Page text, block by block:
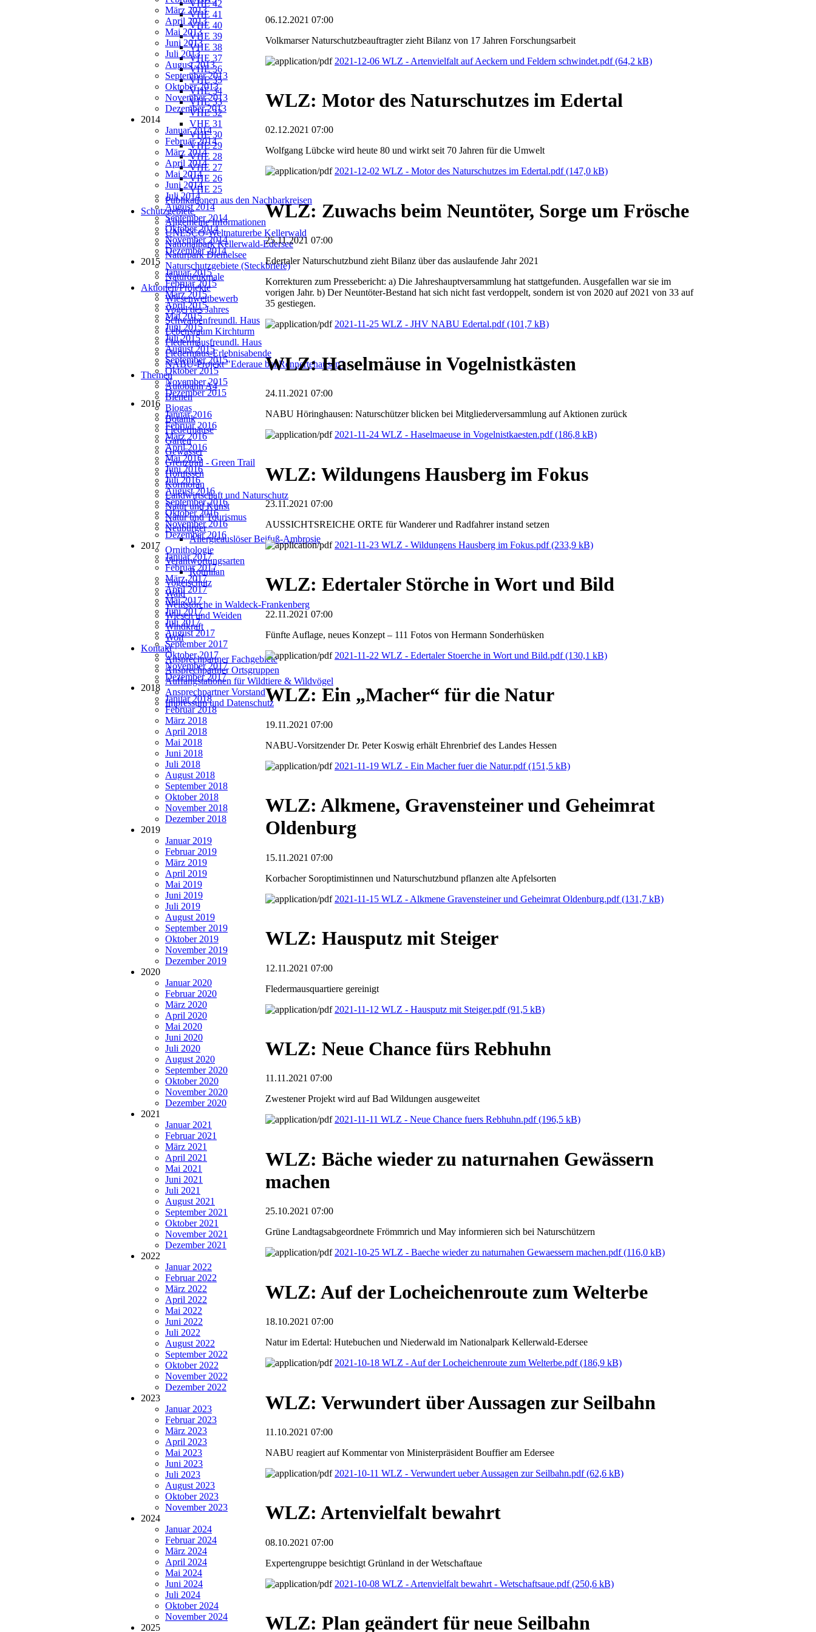
VHE 42
VHE 41
VHE 40
VHE 39
VHE 38
VHE 37
VHE 36
VHE 35
VHE 34
VHE 33
VHE 32
VHE 31
VHE 30
VHE 29
VHE 28
VHE 27
VHE 26
VHE 25
Publikationen aus den Nachbarkreisen
Schutzgebiete
Allgemeine Informationen
UNESCO-Weltnaturerbe Kellerwald
Nationalpark Kellerwald-Edersee
Naturpark Diemelsee
Naturschutzgebiete (Steckbriefe)
Naturdenkmale
Aktionen/Projekte
Wiesenwettbewerb
Vogel des Jahres
Schwalbenfreundl. Haus
Lebensraum Kirchturm
Fledermausfreundl. Haus
Fledermaus-Erlebnisabende
NABU-Projekt "Ederaue bei Rennertehausen"
Themen
Autobahn A4
Bienen
Biogas
Botanik
Fledermäuse
Garten
Gewässer
Grenztrail - Green Trail
Hornissen
Kormoran
Landwirtschaft und Naturschutz
Natur und Kunst
Natur und Tourismus
Neubürger
Allergieauslöser Beifuß-Ambrosie
Ornithologie
Verantwortungsarten
Rotmilan
Vogelschutz
Wald
Weißstörche in Waldeck-Frankenberg
Wiesen und Weiden
Windkraft
Wolf
Kontakt
Ansprechpartner Fachgebiete
Ansprechpartner Ortsgruppen
Auffangstationen für Wildtiere & Wildvögel
Ansprechpartner Vorstand
Impressum und Datenschutz
März 2013
April 2013
Mai 2013
Juni 2013
Juli 2013
August 2013
September 2013
Oktober 2013
November 2013
Dezember 2013
2014
Januar 2014
Februar 2014
März 2014
April 2014
Mai 2014
Juni 2014
Juli 2014
August 2014
September 2014
Oktober 2014
November 2014
Dezember 2014
2015
Januar 2015
Februar 2015
März 2015
April 2015
Mai 2015
Juni 2015
Juli 2015
August 2015
September 2015
Oktober 2015
November 2015
Dezember 2015
2016
Januar 2016
Februar 2016
März 2016
April 2016
Mai 2016
Juni 2016
Juli 2016
August 2016
September 2016
Oktober 2016
November 2016
Dezember 2016
2017
Januar 2017
Februar 2017
März 2017
April 2017
Mai 2017
Juni 2017
Juli 2017
August 2017
September 2017
Oktober 2017
November 2017
Dezember 2017
2018
Januar 2018
Februar 2018
März 2018
April 2018
Mai 2018
Juni 2018
Juli 2018
August 2018
September 2018
Oktober 2018
November 2018
Dezember 2018
2019
Januar 2019
Februar 2019
März 2019
April 2019
Mai 2019
Juni 2019
Juli 2019
August 2019
September 2019
Oktober 2019
November 2019
Dezember 2019
2020
Januar 2020
Februar 2020
März 2020
April 2020
Mai 2020
Juni 2020
Juli 2020
August 2020
September 2020
Oktober 2020
November 2020
Dezember 2020
2021
Januar 2021
Februar 2021
März 2021
April 2021
Mai 2021
Juni 2021
Juli 2021
August 2021
September 2021
Oktober 2021
November 2021
Dezember 2021
2022
Januar 2022
Februar 2022
März 2022
April 2022
Mai 2022
Juni 2022
Juli 2022
August 2022
September 2022
Oktober 2022
November 2022
Dezember 2022
2023
Januar 2023
Februar 2023
März 2023
April 2023
Mai 2023
Juni 2023
Juli 2023
August 2023
Oktober 2023
November 2023
2024
Januar 2024
Februar 2024
März 2024
April 2024
Mai 2024
Juni 2024
Juli 2024
Oktober 2024
November 2024
2025
06.12.2021 07:00
Volkmarser Naturschutzbeauftragter zieht Bilanz von 17 Jahren Forschungsarbeit
2021-12-06 WLZ - Artenvielfalt auf Aeckern und Feldern schwindet.pdf(64,2 kB)
WLZ: Motor des Naturschutzes im Edertal
02.12.2021 07:00
Wolfgang Lübcke wird heute 80 und wirkt seit 70 Jahren für die Umwelt
2021-12-02 WLZ - Motor des Naturschutzes im Edertal.pdf(147,0 kB)
WLZ: Zuwachs beim Neuntöter, Sorge um Frösche
25.11.2021 07:00
Edertaler Naturschutzbund zieht Bilanz über das auslaufende Jahr 2021
Korrekturen zum Pressebericht: a) Die Jahreshauptversammlung hat stattgefunden. Ausgefallen war sie im
vorigen Jahr. b) Der Neuntöter-Bestand hat sich nicht fast verdoppelt, sondern ist von 2020 auf 2021 von 33 auf
35 gestiegen.
2021-11-25 WLZ - JHV NABU Edertal.pdf(101,7 kB)
WLZ: Haselmäuse in Vogelnistkästen
24.11.2021 07:00
NABU Höringhausen: Naturschützer blicken bei Mitgliederversammlung auf Aktionen zurück
2021-11-24 WLZ - Haselmaeuse in Vogelnistkaesten.pdf(186,8 kB)
WLZ: Wildungens Hausberg im Fokus
23.11.2021 07:00
AUSSICHTSREICHE ORTE für Wanderer und Radfahrer instand setzen
2021-11-23 WLZ - Wildungens Hausberg im Fokus.pdf(233,9 kB)
WLZ: Edertaler Störche in Wort und Bild
22.11.2021 07:00
Fünfte Auflage, neues Konzept – 111 Fotos von Hermann Sonderhüsken
2021-11-22 WLZ - Edertaler Stoerche in Wort und Bild.pdf(130,1 kB)
WLZ: Ein „Macher“ für die Natur
19.11.2021 07:00
NABU-Vorsitzender Dr. Peter Koswig erhält Ehrenbrief des Landes Hessen
2021-11-19 WLZ - Ein Macher fuer die Natur.pdf(151,5 kB)
WLZ: Alkmene, Gravensteiner und Geheimrat
Oldenburg
15.11.2021 07:00
Korbacher Soroptimistinnen und Naturschutzbund pflanzen alte Apfelsorten
2021-11-15 WLZ - Alkmene Gravensteiner und Geheimrat Oldenburg.pdf(131,7 kB)
WLZ: Hausputz mit Steiger
12.11.2021 07:00
Fledermausquartiere gereinigt
2021-11-12 WLZ - Hausputz mit Steiger.pdf(91,5 kB)
WLZ: Neue Chance fürs Rebhuhn
11.11.2021 07:00
Zwestener Projekt wird auf Bad Wildungen ausgeweitet
2021-11-11 WLZ - Neue Chance fuers Rebhuhn.pdf(196,5 kB)
WLZ: Bäche wieder zu naturnahen Gewässern
machen
25.10.2021 07:00
Grüne Landtagsabgeordnete Frömmrich und May informieren sich bei Naturschützern
2021-10-25 WLZ - Baeche wieder zu naturnahen Gewaessern machen.pdf(116,0 kB)
WLZ: Auf der Locheichenroute zum Welterbe
18.10.2021 07:00
Natur im Edertal: Hutebuchen und Niederwald im Nationalpark Kellerwald-Edersee
2021-10-18 WLZ - Auf der Locheichenroute zum Welterbe.pdf(186,9 kB)
WLZ: Verwundert über Aussagen zur Seilbahn
11.10.2021 07:00
NABU reagiert auf Kommentar von Ministerpräsident Bouffier am Edersee
2021-10-11 WLZ - Verwundert ueber Aussagen zur Seilbahn.pdf(62,6 kB)
WLZ: Artenvielfalt bewahrt
08.10.2021 07:00
Expertengruppe besichtigt Grünland in der Wetschaftaue
2021-10-08 WLZ - Artenvielfalt bewahrt - Wetschaftsaue.pdf(250,6 kB)
WLZ: Plan geändert für neue Seilbahn